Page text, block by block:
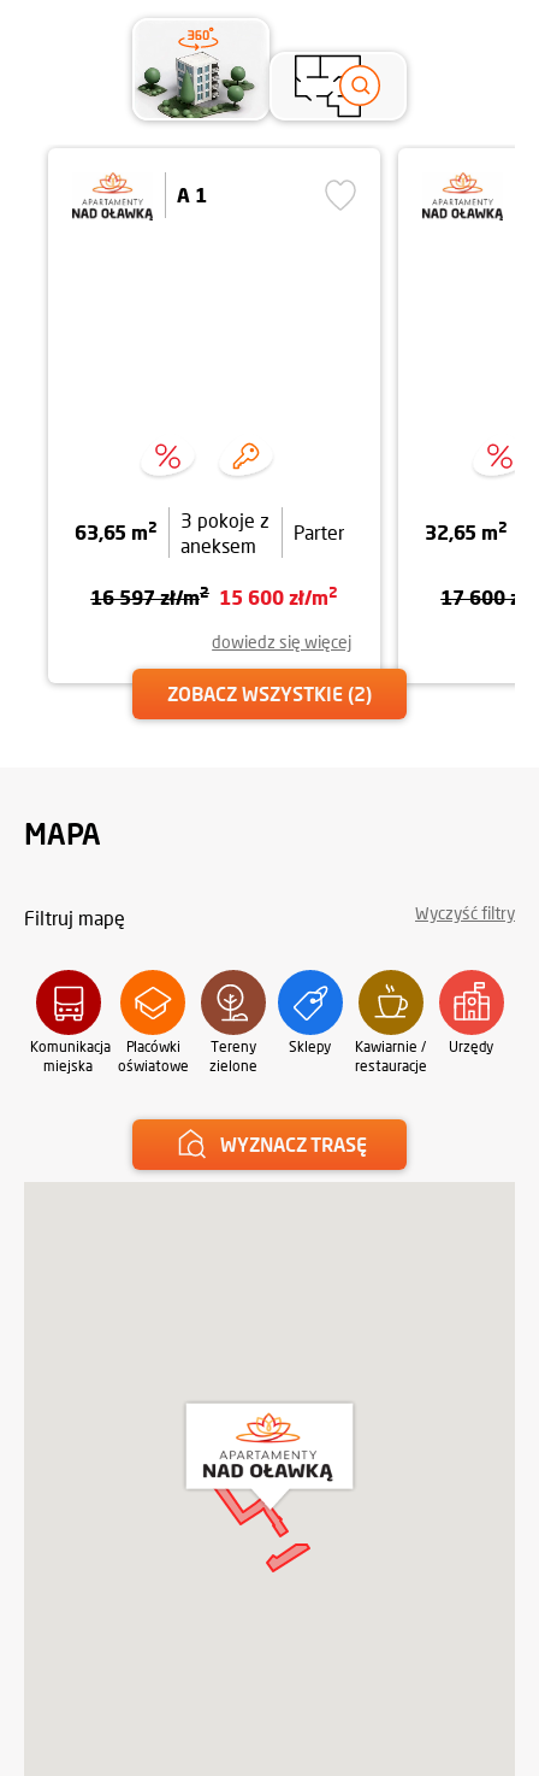
A 1
63,65 m2
3 pokoje z
aneksem
Parter
16 597 zł/m2 15 600 zł/m2
dowiedz się więcej
32,65 m2
17 600 zł/
ZOBACZ WSZYSTKIE (2)
MAPA
Filtruj mapę
Komunikacja
miejska
Placówki
oświatowe
Tereny
zielone
Sklepy
Kawiarnie /
restauracje
Urzędy
Wyczyść filtry
WYZNACZ TRASĘ